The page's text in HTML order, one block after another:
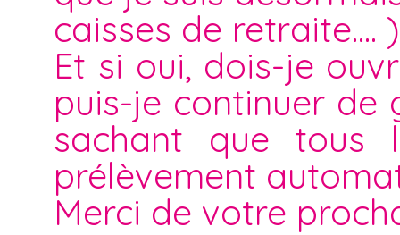
caisses de retraite....
Et si oui, dois-je
puis-je continuer de
sachant que tous
prélèvement
Merci de votre